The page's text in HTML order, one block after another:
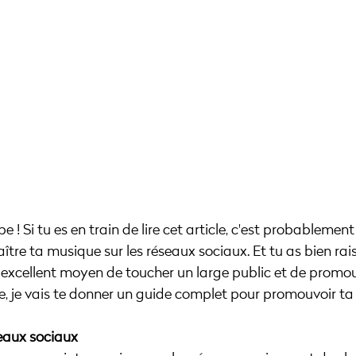
! Si tu es en train de lire cet article, c'est
ta musique sur les réseaux sociaux. Et tu as bien
moyen de toucher un large public et de
je vais te donner un guide complet pour promouvoir
sociaux